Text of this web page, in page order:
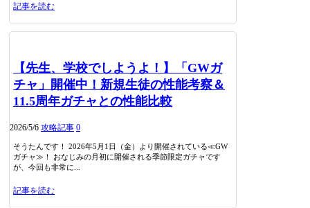
記事を読む
【先生、学校でしようよ！】「GWガ
チャ」開催中！新規生徒の性能考察＆
11.5周年ガチャとの性能比較
2026/5/6 攻略記事 0
そうたんです！ 2026年5月1日（金）より開催されている≪GW
ガチャ≫！ おなじみの月初に開催される季節限定ガチャです
が、今回も非常に...
記事を読む